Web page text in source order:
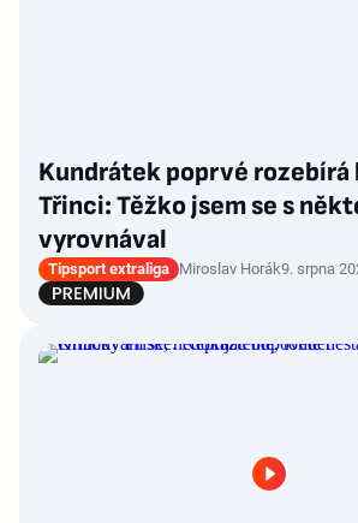
Kundrátek poprvé rozebírá
Třinci: Těžko jsem se s
vyrovnával
Tipsport extraliga Miroslav Horák9. srpna